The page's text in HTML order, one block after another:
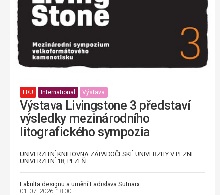
FDU International Výstava
Výstava Livingstone 3 představí
výsledky mezinárodního
litografického sympozia
UNIVERZITNÍ KNIHOVNA ZÁPADOČESKÉ UNIVERZITY V PLZNI,
UNIVERZITNÍ 18, PLZEŇ
Fakulta designu a umění Ladislava Sutnara
01. 07. 2026, 18:00